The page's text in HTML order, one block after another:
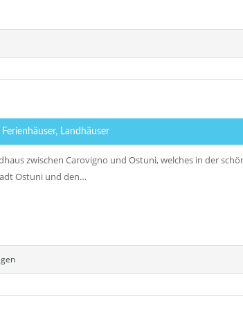
Ferienhäuser, Landhäuser
zwischen Carovigno und Ostuni, welches in der
Ostuni und den…